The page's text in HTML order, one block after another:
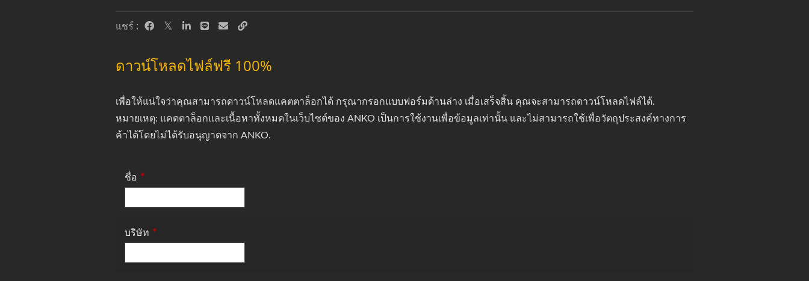
แชร์ :
ดาวน์โหลดไฟล์ฟรี 100%
เพื่อให้แน่ใจว่าคุณสามารถดาวน์โหลดแคตตาล็อกได้ กรุณากรอกแบบฟอร์มด้านล่าง เมื่อเสร็จสิ้น คุณจะสามารถดาวน์โหลดไฟล์ได้.
หมายเหตุ: แคตตาล็อกและเนื้อหาทั้งหมดในเว็บไซต์ของ ANKO เป็นการใช้งานเพื่อข้อมูลเท่านั้น และไม่สามารถใช้เพื่อวัตถุประสงค์ทางการ
ค้าได้โดยไม่ได้รับอนุญาตจาก ANKO.
ชื่อ *
บริษัท *